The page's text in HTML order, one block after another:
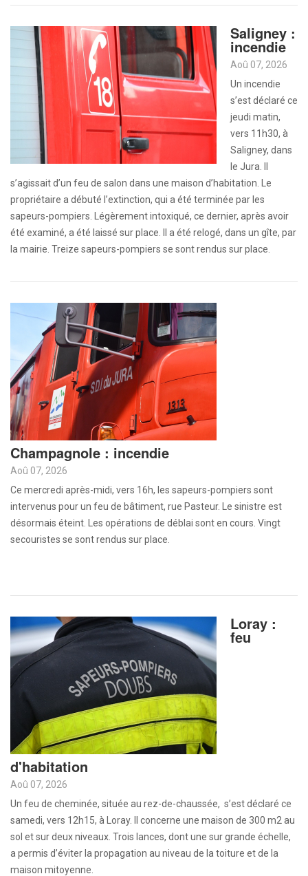
Saligney :
incendie
Aoû 07, 2026
Un incendie
s’est déclaré ce
jeudi matin,
vers 11h30, à
Saligney, dans
le Jura. Il
s’agissait d’un feu de salon dans une maison d’habitation. Le
propriétaire a débuté l’extinction, qui a été terminée par les
sapeurs-pompiers. Légèrement intoxiqué, ce dernier, après avoir
été examiné, a été laissé sur place. Il a été relogé, dans un gîte, par
la mairie. Treize sapeurs-pompiers se sont rendus sur place.
Champagnole : incendie
Aoû 07, 2026
Ce mercredi après-midi, vers 16h, les sapeurs-pompiers sont
intervenus pour un feu de bâtiment, rue Pasteur. Le sinistre est
désormais éteint. Les opérations de déblai sont en cours. Vingt
secouristes se sont rendus sur place.
Loray :
feu
d'habitation
Aoû 07, 2026
Un feu de cheminée, située au rez-de-chaussée, s’est déclaré ce
samedi, vers 12h15, à Loray. Il concerne une maison de 300 m2 au
sol et sur deux niveaux. Trois lances, dont une sur grande échelle,
a permis d’éviter la propagation au niveau de la toiture et de la
maison mitoyenne.